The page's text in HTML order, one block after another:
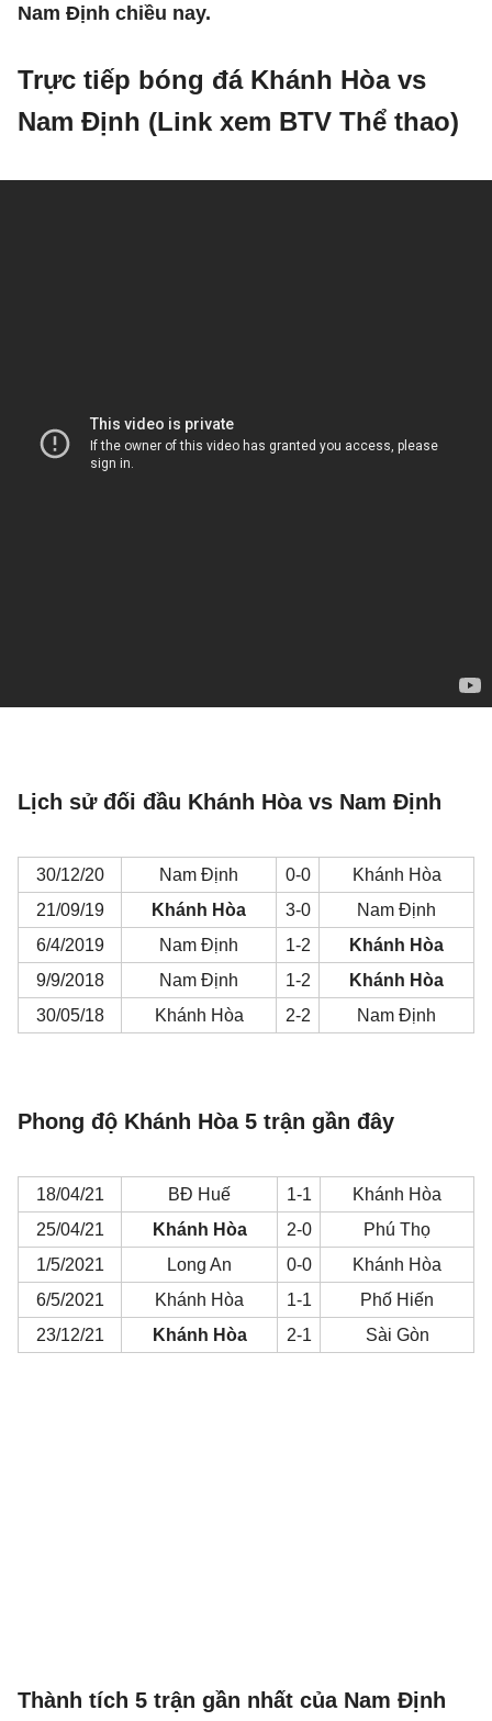
Nam Định chiều nay.
Trực tiếp bóng đá Khánh Hòa vs
Nam Định (Link xem BTV Thể thao)
Lịch sử đối đầu Khánh Hòa vs Nam Định
30/12/20 Nam Định 0-0
Khánh Hòa
21/09/19
Khánh Hòa 3-0
Nam Định
6/4/2019
Nam Định 1-2
Khánh Hòa
9/9/2018
Nam Định 1-2
Khánh Hòa
30/05/18
Khánh Hòa 2-2 Nam Định
Phong độ Khánh Hòa 5 trận gần đây
18/04/21 BĐ Huế 1-1
Khánh Hòa
25/04/21
Khánh Hòa 2-0
Phú Thọ
1/5/2021
Long An 0-0
Khánh Hòa
6/5/2021
Khánh Hòa 1-1
Phố Hiến
23/12/21
Khánh Hòa 2-1 Sài Gòn
Thành tích 5 trận gần nhất của Nam Định